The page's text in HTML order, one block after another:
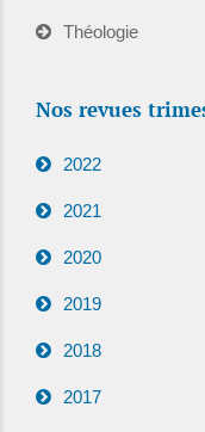
Théologie
Nos revues
2022
2021
2020
2019
2018
2017